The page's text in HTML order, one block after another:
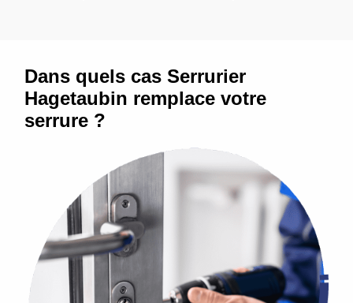
Dans quels cas Serrurier
Hagetaubin remplace votre
serrure ?